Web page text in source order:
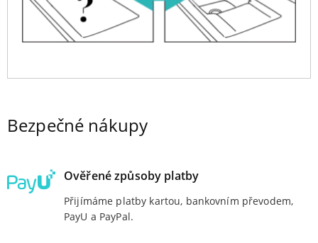
Bezpečné nákupy
Ověřené způsoby platby
Přijímáme platby kartou, bankovním převodem,
PayU a PayPal.